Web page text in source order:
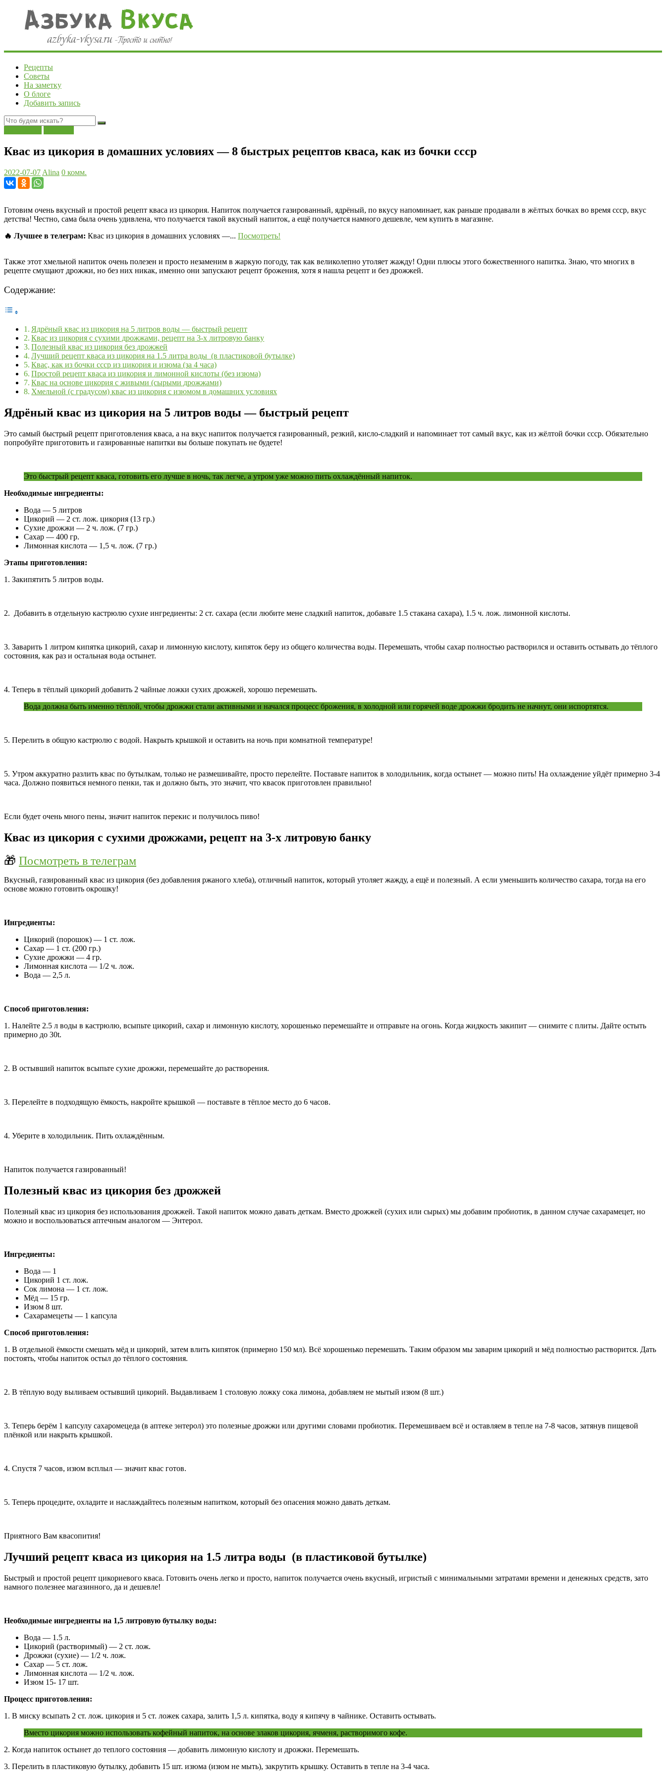
Рецепты
Советы
На заметку
О блоге
Добавить запись
Квас из цикория в домашних условиях — 8 быстрых рецептов кваса, как из бочки ссср
2022-07-07 Alina 0 комм.
Готовим очень вкусный и простой рецепт кваса из цикория. Напиток получается газированный, ядрёный, по вкусу напоминает, как раньше продавали в жёлтых бочках во время ссср, вкус
детства! Честно, сама была очень удивлена, что получается такой вкусный напиток, а ещё получается намного дешевле, чем купить в магазине.
🔥 Лучшее в телеграм: Квас из цикория в домашних условиях —... Посмотреть!
Также этот хмельной напиток очень полезен и просто незаменим в жаркую погоду, так как великолепно утоляет жажду! Одни плюсы этого божественного напитка. Знаю, что многих в
рецепте смущают дрожжи, но без них никак, именно они запускают рецепт брожения, хотя я нашла рецепт и без дрожжей.
Содержание:
Ядрёный квас из цикория на 5 литров воды — быстрый рецепт
Квас из цикория с сухими дрожжами, рецепт на 3-х литровую банку
Полезный квас из цикория без дрожжей
Лучший рецепт кваса из цикория на 1.5 литра воды (в пластиковой бутылке)
Квас, как из бочки ссср из цикория и изюма (за 4 часа)
Простой рецепт кваса из цикория и лимонной кислоты (без изюма)
Квас на основе цикория с живыми (сырыми дрожжами)
Хмельной (с градусом) квас из цикория с изюмом в домашних условиях
Ядрёный квас из цикория на 5 литров воды — быстрый рецепт
Это самый быстрый рецепт приготовления кваса, а на вкус напиток получается газированный, резкий, кисло-сладкий и напоминает тот самый вкус, как из жёлтой бочки ссср. Обязательно
попробуйте приготовить и газированные напитки вы больше покупать не будете!
Это быстрый рецепт кваса, готовить его лучше в ночь, так легче, а утром уже можно пить охлаждённый напиток.
Необходимые ингредиенты:
Вода — 5 литров
Цикорий — 2 ст. лож. цикория (13 гр.)
Сухие дрожжи — 2 ч. лож. (7 гр.)
Сахар — 400 гр.
Лимонная кислота — 1,5 ч. лож. (7 гр.)
Этапы приготовления:
1. Закипятить 5 литров воды.
2. Добавить в отдельную кастрюлю сухие ингредиенты: 2 ст. сахара (если любите мене сладкий напиток, добавьте 1.5 стакана сахара), 1.5 ч. лож. лимонной кислоты.
3. Заварить 1 литром кипятка цикорий, сахар и лимонную кислоту, кипяток беру из общего количества воды. Перемешать, чтобы сахар полностью растворился и оставить остывать до тёплого
состояния, как раз и остальная вода остынет.
4. Теперь в тёплый цикорий добавить 2 чайные ложки сухих дрожжей, хорошо перемешать.
Вода должна быть именно тёплой, чтобы дрожжи стали активными и начался процесс брожения, в холодной или горячей воде дрожжи бродить не начнут, они испортятся.
5. Перелить в общую кастрюлю с водой. Накрыть крышкой и оставить на ночь при комнатной температуре!
5. Утром аккуратно разлить квас по бутылкам, только не размешивайте, просто перелейте. Поставьте напиток в холодильник, когда остынет — можно пить! На охлаждение уйдёт примерно 3-4
часа. Должно появиться немного пенки, так и должно быть, это значит, что квасок приготовлен правильно!
Если будет очень много пены, значит напиток перекис и получилось пиво!
Квас из цикория с сухими дрожжами, рецепт на 3-х литровую банку
🎁 Посмотреть в телеграм
Вкусный, газированный квас из цикория (без добавления ржаного хлеба), отличный напиток, который утоляет жажду, а ещё и полезный. А если уменьшить количество сахара, тогда на его
основе можно готовить окрошку!
Ингредиенты:
Цикорий (порошок) — 1 ст. лож.
Сахар — 1 ст. (200 гр.)
Сухие дрожжи — 4 гр.
Лимонная кислота — 1/2 ч. лож.
Вода — 2,5 л.
Способ приготовления:
1. Налейте 2.5 л воды в кастрюлю, всыпьте цикорий, сахар и лимонную кислоту, хорошенько перемешайте и отправьте на огонь. Когда жидкость закипит — снимите с плиты. Дайте остыть
примерно до 30t.
2. В остывший напиток всыпьте сухие дрожжи, перемешайте до растворения.
3. Перелейте в подходящую ёмкость, накройте крышкой — поставьте в тёплое место до 6 часов.
4. Уберите в холодильник. Пить охлаждённым.
Напиток получается газированный!
Полезный квас из цикория без дрожжей
Полезный квас из цикория без использования дрожжей. Такой напиток можно давать деткам. Вместо дрожжей (сухих или сырых) мы добавим пробиотик, в данном случае сахарамецет, но
можно и воспользоваться аптечным аналогом — Энтерол.
Ингредиенты:
Вода — 1
Цикорий 1 ст. лож.
Сок лимона — 1 ст. лож.
Мёд — 15 гр.
Изюм 8 шт.
Сахарамецеты — 1 капсула
Способ приготовления:
1. В отдельной ёмкости смешать мёд и цикорий, затем влить кипяток (примерно 150 мл). Всё хорошенько перемешать. Таким образом мы заварим цикорий и мёд полностью растворится. Дать
постоять, чтобы напиток остыл до тёплого состояния.
2. В тёплую воду выливаем остывший цикорий. Выдавливаем 1 столовую ложку сока лимона, добавляем не мытый изюм (8 шт.)
3. Теперь берём 1 капсулу сахаромецеда (в аптеке энтерол) это полезные дрожжи или другими словами пробиотик. Перемешиваем всё и оставляем в тепле на 7-8 часов, затянув пищевой
плёнкой или накрыть крышкой.
4. Спустя 7 часов, изюм всплыл — значит квас готов.
5. Теперь процедите, охладите и наслаждайтесь полезным напитком, который без опасения можно давать деткам.
Приятного Вам квасопития!
Лучший рецепт кваса из цикория на 1.5 литра воды (в пластиковой бутылке)
Быстрый и простой рецепт цикориевого кваса. Готовить очень легко и просто, напиток получается очень вкусный, игристый с минимальными затратами времени и денежных средств, зато
намного полезнее магазинного, да и дешевле!
Необходимые ингредиенты на 1,5 литровую бутылку воды:
Вода — 1.5 л.
Цикорий (растворимый) — 2 ст. лож.
Дрожжи (сухие) — 1/2 ч. лож.
Сахар — 5 ст. лож.
Лимонная кислота — 1/2 ч. лож.
Изюм 15- 17 шт.
Процесс приготовления:
1. В миску всыпать 2 ст. лож. цикория и 5 ст. ложек сахара, залить 1,5 л. кипятка, воду я кипячу в чайнике. Оставить остывать.
Вместо цикория можно использовать кофейный напиток, на основе злаков цикория, ячменя, растворимого кофе.
2. Когда напиток остынет до теплого состояния — добавить лимонную кислоту и дрожжи. Перемешать.
3. Перелить в пластиковую бутылку, добавить 15 шт. изюма (изюм не мыть), закрутить крышку. Оставить в тепле на 3-4 часа.